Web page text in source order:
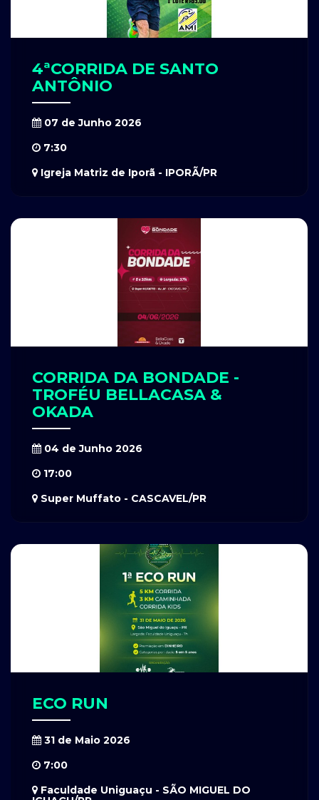
4ªCORRIDA DE SANTO
ANTÔNIO
07 de Junho 2026
7:30
Igreja Matriz de Iporã - IPORÃ/PR
CORRIDA DA BONDADE -
TROFÉU BELLACASA &
OKADA
04 de Junho 2026
17:00
Super Muffato - CASCAVEL/PR
ECO RUN
31 de Maio 2026
7:00
Faculdade Uniguaçu - SÃO MIGUEL DO